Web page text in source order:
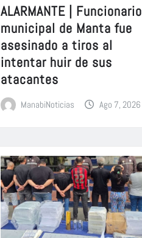
ALARMANTE | Funcionario
municipal de Manta fue
asesinado a tiros al
intentar huir de sus
atacantes
ManabiNoticias Ago 7, 2026